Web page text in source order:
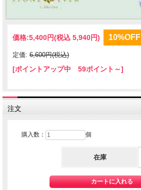
価格:5,400円(税込 5,940円) 10%OFF
定価: 6,600円(税込)
[ポイントアップ中 59ポイント～]
注文
購入数： 個
在庫